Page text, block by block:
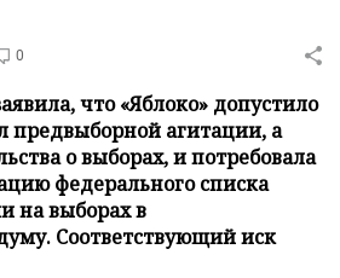
0
что «Яблоко» допустило
предвыборной агитации, а
о выборах, и потребовала
федерального списка
на выборах в
Соответствующий иск